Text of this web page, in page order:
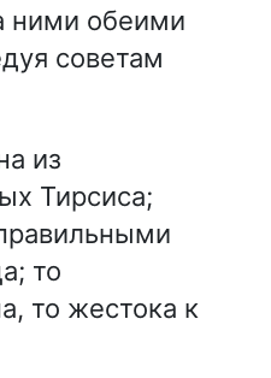
ними обеими
советам
из
Тирсиса;
то
то жестока к